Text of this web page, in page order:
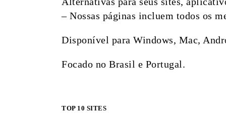
– Nossas páginas incluem todos os
Disponível para Windows, Mac,
Focado no Brasil e Portugal.
TOP 10 SITES